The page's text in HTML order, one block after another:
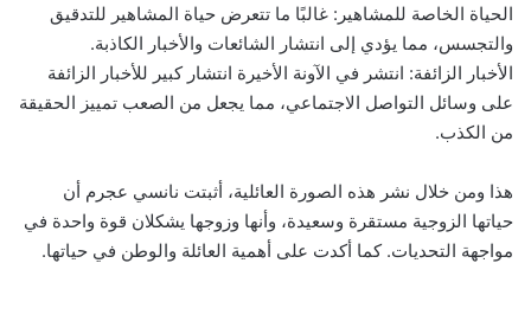
الحياة الخاصة للمشاهير: غالبًا ما تتعرض حياة المشاهير للتدقيق
والتجسس، مما يؤدي إلى انتشار الشائعات والأخبار الكاذبة.
الأخبار الزائفة: انتشر في الآونة الأخيرة انتشار كبير للأخبار الزائفة
على وسائل التواصل الاجتماعي، مما يجعل من الصعب تمييز الحقيقة
من الكذب.
هذا ومن خلال نشر هذه الصورة العائلية، أثبتت نانسي عجرم أن
حياتها الزوجية مستقرة وسعيدة، وأنها وزوجها يشكلان قوة واحدة في
مواجهة التحديات. كما أكدت على أهمية العائلة والوطن في حياتها.